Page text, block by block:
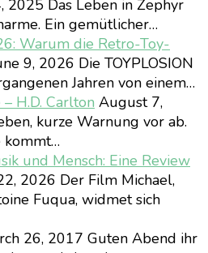
2025 Das Leben in Zephyr
Ein gemütlicher…
Warum die Retro-Toy-
9, 2026 Die TOYPLOSION
Jahren von einem…
H.D. Carlton August 7,
kurze Warnung vor ab.
kommt…
und Mensch: Eine Review
2026 Der Film Michael,
Fuqua, widmet sich
26, 2017 Guten Abend ihr